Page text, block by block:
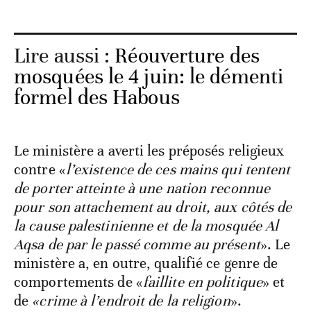
Lire aussi : Réouverture des
mosquées le 4 juin: le démenti
formel des Habous
Le ministère a averti les préposés religieux
contre «l’existence de ces mains qui tentent
de porter atteinte à une nation reconnue
pour son attachement au droit, aux côtés de
la cause palestinienne et de la mosquée Al
Aqsa de par le passé comme au présent». Le
ministère a, en outre, qualifié ce genre de
comportements de «faillite en politique» et
de «crime à l’endroit de la religion».